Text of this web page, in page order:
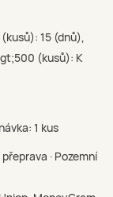
15 (dnů),
(kusů): K
1 kus
· Pozemní